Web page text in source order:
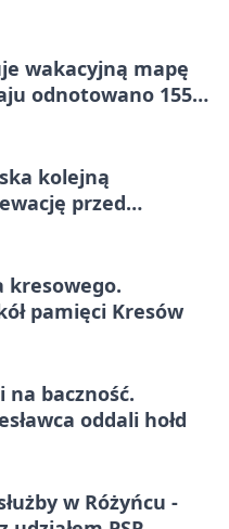
wakacyjną mapę
odnotowano 155
kolejną
przed
kresowego.
pamięci Kresów
na baczność.
oddali hołd
w Różyńcu -